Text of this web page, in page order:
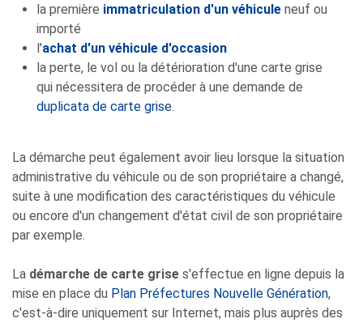
la première immatriculation d'un véhicule neuf ou
importé
l'achat d'un véhicule d'occasion
la perte, le vol ou la détérioration d'une carte grise
qui nécessitera de procéder à une demande de
duplicata de carte grise.
La démarche peut également avoir lieu lorsque la situation
administrative du véhicule ou de son propriétaire a changé,
suite à une modification des caractéristiques du véhicule
ou encore d'un changement d'état civil de son propriétaire
par exemple.
La démarche de carte grise s'effectue en ligne depuis la
mise en place du Plan Préfectures Nouvelle Génération,
c'est-à-dire uniquement sur Internet, mais plus auprès des